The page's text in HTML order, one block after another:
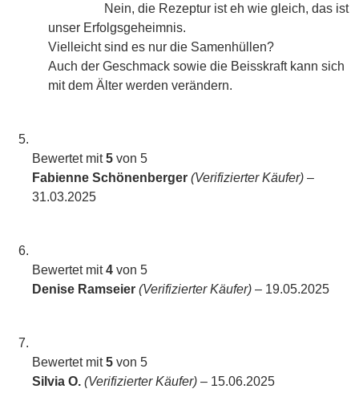
Nein, die Rezeptur ist eh wie gleich, das ist
unser Erfolgsgeheimnis.
Vielleicht sind es nur die Samenhüllen?
Auch der Geschmack sowie die Beisskraft kann sich
mit dem Älter werden verändern.
Bewertet mit5 von 5
Fabienne Schönenberger (Verifizierter Käufer) –
31.03.2025
Bewertet mit4 von 5
Denise Ramseier (Verifizierter Käufer) – 19.05.2025
Bewertet mit5 von 5
Silvia O. (Verifizierter Käufer) – 15.06.2025